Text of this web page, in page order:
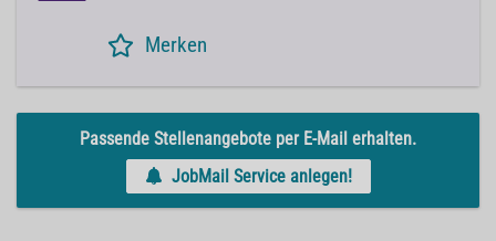
Merken
Passende Stellenangebote per E-Mail erhalten.
JobMail Service anlegen!